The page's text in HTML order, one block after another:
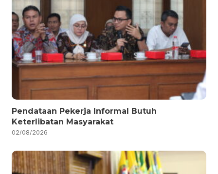
Pendataan Pekerja Informal Butuh
Keterlibatan Masyarakat
02/08/2026